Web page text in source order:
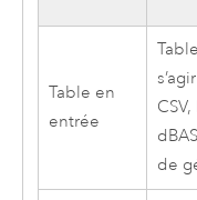
Table en
entrée
de